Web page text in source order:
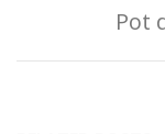
Pot